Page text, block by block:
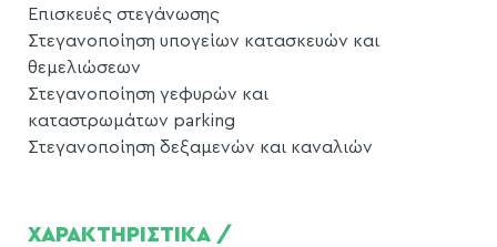
Επισκευές στεγάνωσης
Στεγανοποίηση υπογείων κατασκευών και
θεμελιώσεων
Στεγανοποίηση γεφυρών και
καταστρωμάτων parking
Στεγανοποίηση δεξαμενών και καναλιών
ΧΑΡΑΚΤΗΡΙΣΤΙΚΑ /